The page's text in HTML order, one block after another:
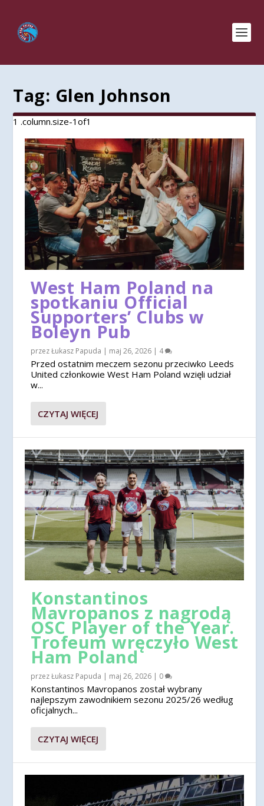
Tag: Glen Johnson
West Ham Poland na
spotkaniu Official
Supporters’ Clubs w
Boleyn Pub
przezŁukasz Papuda | maj 26, 2026 | 4
Przed ostatnim meczem sezonu przeciwko Leeds
United członkowie West Ham Poland wzięli udział
w...
CZYTAJ WIĘCEJ
Konstantinos
Mavropanos z nagrodą
OSC Player of the Year.
Trofeum wręczyło West
Ham Poland
przezŁukasz Papuda | maj 26, 2026 | 0
Konstantinos Mavropanos został wybrany
najlepszym zawodnikiem sezonu 2025/26 według
oficjalnych...
CZYTAJ WIĘCEJ